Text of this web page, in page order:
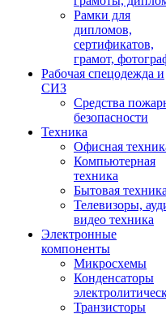
Рамки для
дипломов,
сертификатов,
грамот,
Рабочая спецодежда и
СИЗ
Средства
безопасности
Техника
Офисная
Компьютерная
техника
Бытовая техника
Телевизоры,
видео техника
Электронные
компоненты
Микросхемы
Конденсаторы
Транзисторы